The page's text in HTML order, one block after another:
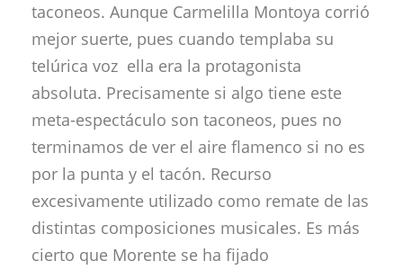
taconeos. Aunque Carmelilla Montoya corrió
mejor suerte, pues cuando templaba su
telúrica voz ella era la protagonista
absoluta. Precisamente si algo tiene este
meta-espectáculo son taconeos, pues no
terminamos de ver el aire flamenco si no es
por la punta y el tacón. Recurso
excesivamente utilizado como remate de las
distintas composiciones musicales. Es más
cierto que Morente se ha fijado